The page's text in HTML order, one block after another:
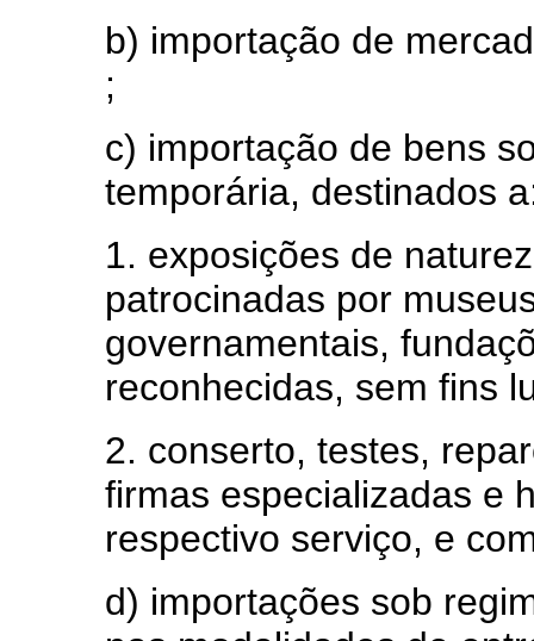
b) importação de
;
c) importação de bens
temporária, destinados
1. exposições de
patrocinadas por
governamentais,
reconhecidas, sem fins
2. conserto, testes,
firmas especializadas e
respectivo serviço, e
d) importações sob